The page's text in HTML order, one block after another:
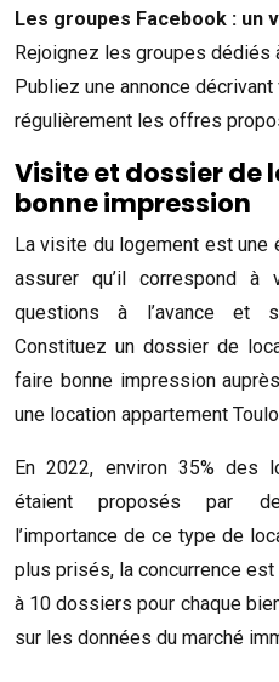
Les groupes Facebook : un
Rejoignez les groupes dédiés
Publiez une annonce
régulièrement les offres
Visite et dossier de
bonne impression
La visite du logement est une
assurer qu’il correspond à
questions à l’avance et
Constituez un dossier de
faire bonne impression
une location appartement
En 2022, environ 35% des
étaient proposés par
l’importance de ce type de
plus prisés, la concurrence
à 10 dossiers pour chaque
sur les données du marché